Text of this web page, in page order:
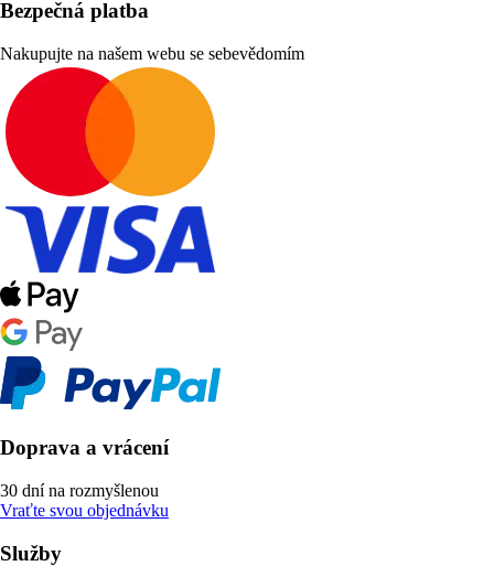
Bezpečná platba
Nakupujte na našem webu se sebevědomím
Doprava a vrácení
30 dní na rozmyšlenou
Vraťte svou objednávku
Služby